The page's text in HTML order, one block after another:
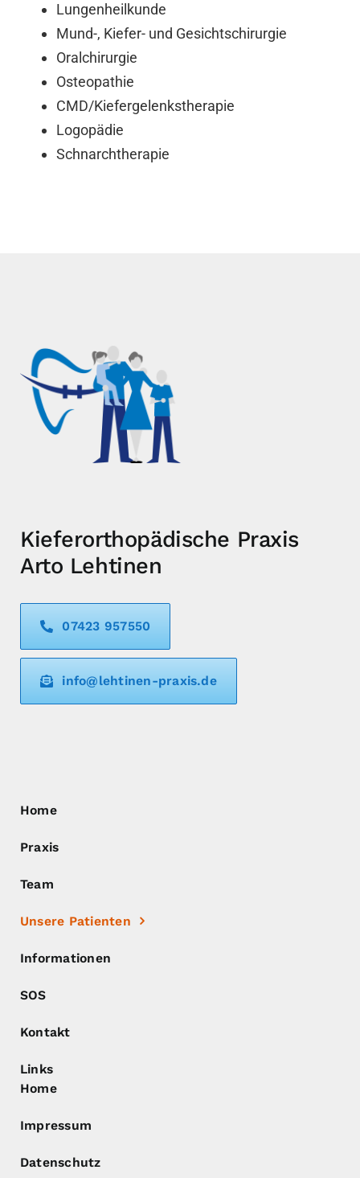
Lungenheilkunde
Mund-, Kiefer- und Gesichtschirurgie
Oralchirurgie
Osteopathie
CMD/Kiefergelenkstherapie
Logopädie
Schnarchtherapie
Kieferorthopädische Praxis
Arto Lehtinen
07423 957550
info@lehtinen-praxis.de
Home
Praxis
Team
Unsere Patienten
Informationen
SOS
Kontakt
Links
Home
Impressum
Datenschutz